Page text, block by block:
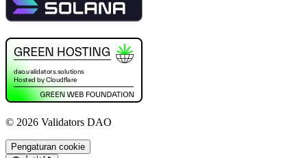
© 2026 Validators DAO
Pengaturan cookie